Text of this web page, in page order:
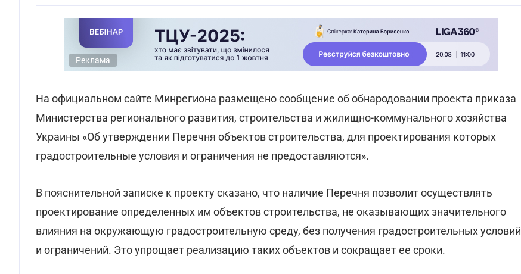
Реклама
На официальном сайте Минрегиона размещено сообщение об обнародовании проекта приказа
Министерства регионального развития, строительства и жилищно-коммунального хозяйства
Украины «Об утверждении Перечня объектов строительства, для проектирования которых
градостроительные условия и ограничения не предоставляются».
В пояснительной записке к проекту сказано, что наличие Перечня позволит осуществлять
проектирование определенных им объектов строительства, не оказывающих значительного
влияния на окружающую градостроительную среду, без получения градостроительных условий
и ограничений. Это упрощает реализацию таких объектов и сокращает ее сроки.